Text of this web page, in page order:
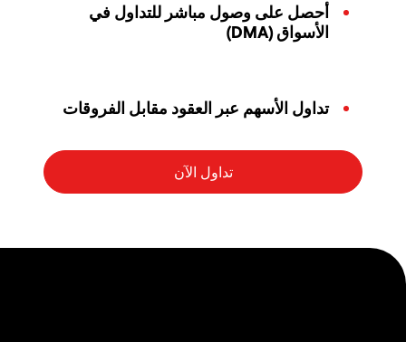
أحصل على وصول مباشر للتداول في
الأسواق (DMA)
تداول الأسهم عبر العقود مقابل الفروقات